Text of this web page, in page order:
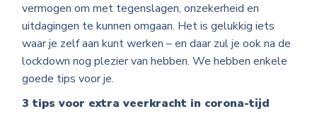
vermogen om met tegenslagen, onzekerheid en
uitdagingen te kunnen omgaan. Het is gelukkig iets
waar je zelf aan kunt werken – en daar zul je ook na de
lockdown nog plezier van hebben. We hebben enkele
goede tips voor je.
3 tips voor extra veerkracht in corona-tijd